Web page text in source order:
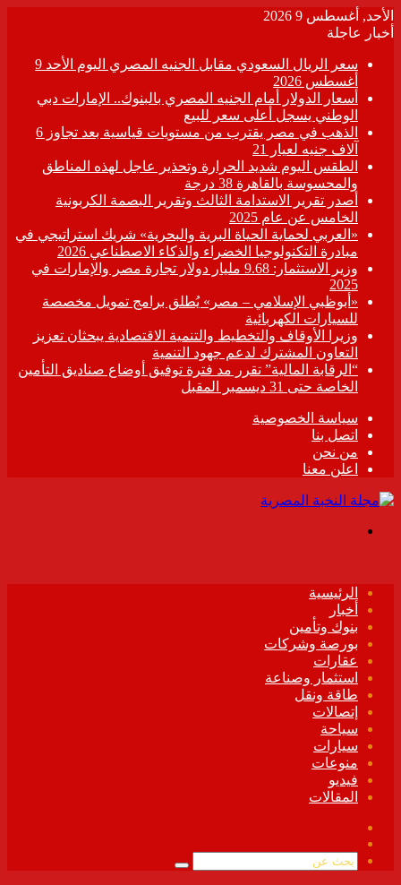
الأحد, أغسطس 9 2026
أخبار عاجلة
سعر الريال السعودي مقابل الجنيه المصري اليوم الأحد 9
أغسطس 2026
أسعار الدولار أمام الجنيه المصري بالبنوك.. الإمارات دبي
الوطني يسجل أعلى سعر للبيع
الذهب في مصر يقترب من مستويات قياسية بعد تجاوز 6
آلاف جنيه لعيار 21
الطقس اليوم شديد الحرارة وتحذير عاجل لهذه المناطق
والمحسوسة بالقاهرة 38 درجة
أصدر تقرير الاستدامة الثالث وتقرير البصمة الكربونية
الخامس عن عام 2025
«العربي لحماية الحياة البرية والبحرية» شريك استراتيجي في
مبادرة التكنولوجيا الخضراء والذكاء الاصطناعي 2026
وزير الاستثمار: 9.68 مليار دولار تجارة مصر والإمارات في
2025
«أبوظبي الإسلامي – مصر» يُطلق برامج تمويل مخصصة
للسيارات الكهربائية
وزيرا الأوقاف والتخطيط والتنمية الاقتصادية يبحثان تعزيز
التعاون المشترك لدعم جهود التنمية
“الرقابة المالية” تقرر مد فترة توفيق أوضاع صناديق التأمين
الخاصة حتى 31 ديسمبر المقبل
سياسة الخصوصية
اتصل بنا
من نحن
اعلن معنا
الرئيسية
أخبار
بنوك وتأمين
بورصة وشركات
عقارات
استثمار وصناعة
طاقة ونقل
إتصالات
سياحة
سيارات
منوعات
فيديو
المقالات
الموقع
بحث